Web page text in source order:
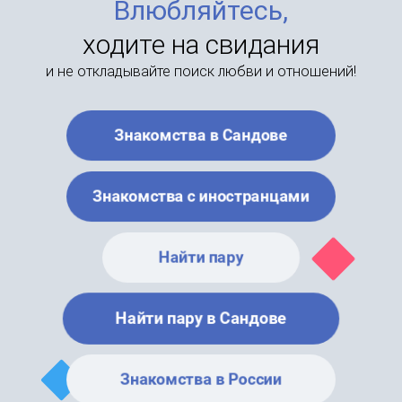
Влюбляйтесь,
ходите на свидания
и не откладывайте поиск любви и отношений!
Знакомства в Сандове
Знакомства с иностранцами
Найти пару
Найти пару в Сандове
Знакомства в России